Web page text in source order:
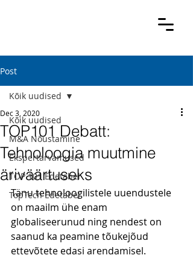
Post
Kõik uudised
M&A Nõustamine
Ekspertarvamused
TOP 101 Edetabel
TopTech Edetabel
Kõik uudised
TOP101 Debatt:
Tehnoloogia muutmine
äriväärtuseks
Dec 3, 2020
Tänu tehnoloogilistele uuendustele
on maailm ühe enam
globaliseerunud ning nendest on
saanud ka peamine tõukejõud
ettevõtete edasi arendamisel.